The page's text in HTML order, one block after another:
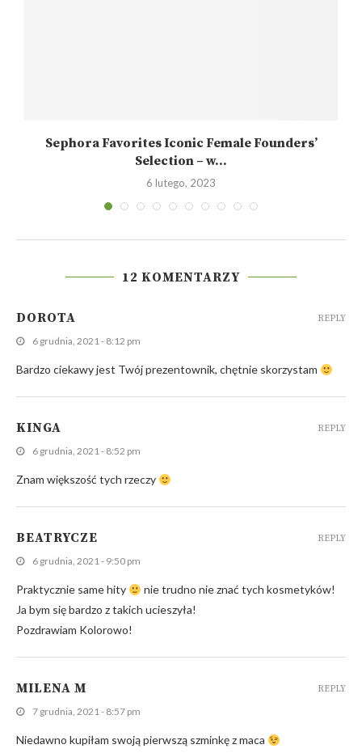
Sephora Favorites Iconic Female Founders’
Selection – w...
6 lutego, 2023
12 KOMENTARZY
DOROTA
6 grudnia, 2021 - 8:12 pm
Bardzo ciekawy jest Twój prezentownik, chętnie skorzystam
REPLY
KINGA
6 grudnia, 2021 - 8:52 pm
Znam większość tych rzeczy
REPLY
BEATRYCZE
6 grudnia, 2021 - 9:50 pm
Praktycznie same hity
nie trudno nie znać tych kosmetyków!
Ja bym się bardzo z takich ucieszyła!
Pozdrawiam Kolorowo!
REPLY
MILENA M
7 grudnia, 2021 - 8:57 pm
Niedawno kupiłam swoją pierwszą szminkę z maca
REPLY